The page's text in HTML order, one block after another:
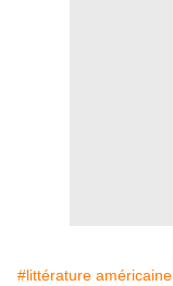
#littérature américaine